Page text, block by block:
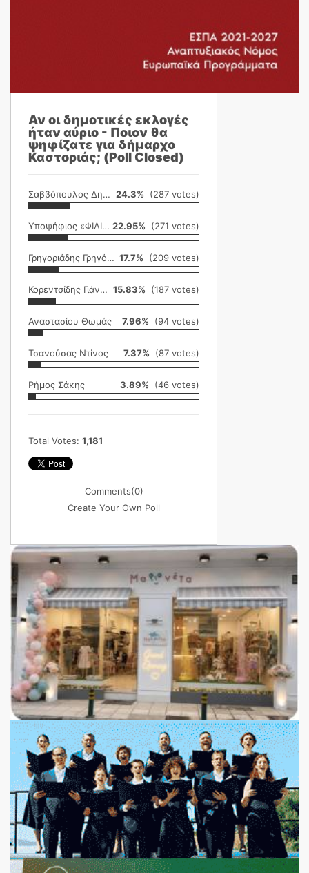
Αν οι δημοτικές εκλογές
ήταν αύριο - Ποιον θα
ψηφίζατε για δήμαρχο
Καστοριάς; (Poll Closed)
Σαββόπουλος Δημήτρης 24.3% (287 votes)
Υποψήφιος «ΦΙΛΙΚΗ ΕΤΑΙΡΕΙΑ» 22.95% (271 votes)
Γρηγοριάδης Γρηγόρης 17.7% (209 votes)
Κορεντσίδης Γιάννης 15.83% (187 votes)
Αναστασίου Θωμάς 7.96% (94 votes)
Τσανούσας Ντίνος 7.37% (87 votes)
Ρήμος Σάκης 3.89% (46 votes)
Total Votes: 1,181
Comments(0)
Create Your Own Poll